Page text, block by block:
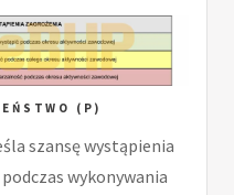
(P)
szansę wystąpienia
wykonywania